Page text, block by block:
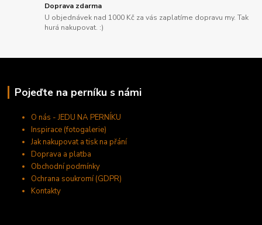
Doprava zdarma
U objednávek nad 1000 Kč za vás zaplatíme dopravu my. Tak
hurá nakupovat. :)
Pojeďte na perníku s námi
O nás - JEDU NA PERNÍKU
Inspirace (fotogalerie)
Jak nakupovat a tisk na přání
Doprava a platba
Obchodní podmínky
Ochrana soukromí (GDPR)
Kontakty